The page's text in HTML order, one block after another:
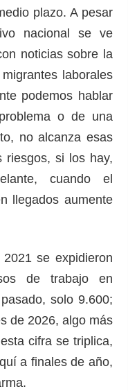
plazo. A pesar
nacional se ve
noticias sobre la
laborales
podemos hablar
o de una
no alcanza esas
riesgos, si los hay,
cuando el
llegados aumente
se expidieron
de trabajo en
solo 9.600;
de 2026, algo más
cifra se triplica,
a finales de año,